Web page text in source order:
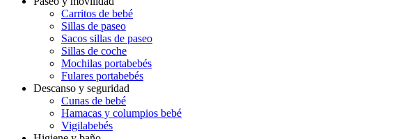
Carritos de bebé
Sillas de paseo
Sacos sillas de paseo
Sillas de coche
Mochilas portabebés
Fulares portabebés
Descanso y seguridad
Cunas de bebé
Hamacas y columpios bebé
Vigilabebés